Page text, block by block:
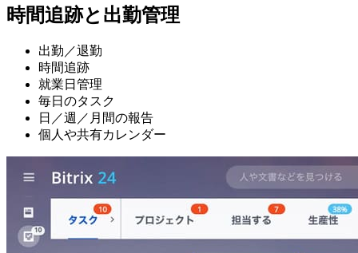
時間追跡と出勤管理
出勤／退勤
時間追跡
就業日管理
毎日のタスク
日／週／月間の報告
個人や共有カレンダー